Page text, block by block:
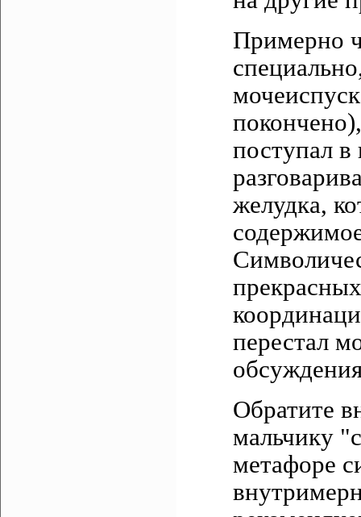
Примерно
поступал в
желудка,
перестал
Обратите
мальчику
метафоре